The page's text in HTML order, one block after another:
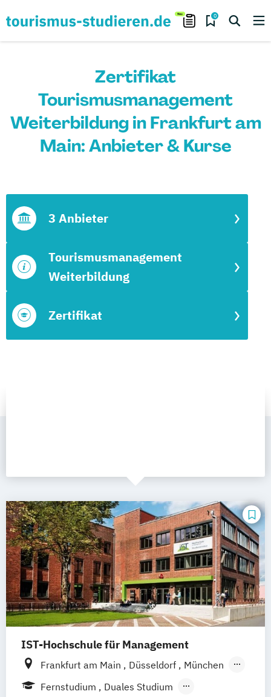
0
Zertifikat
Tourismusmanagement
Weiterbildung in Frankfurt am
Main: Anbieter & Kurse
Zertifikat
Tourismusmanagement
Weiterbildung
3 Anbieter
IST-Hochschule für Management
Frankfurt am Main Düsseldorf
München
Berlin
Hamburg Weil am Rhein
Fernstudium
Duales Studium